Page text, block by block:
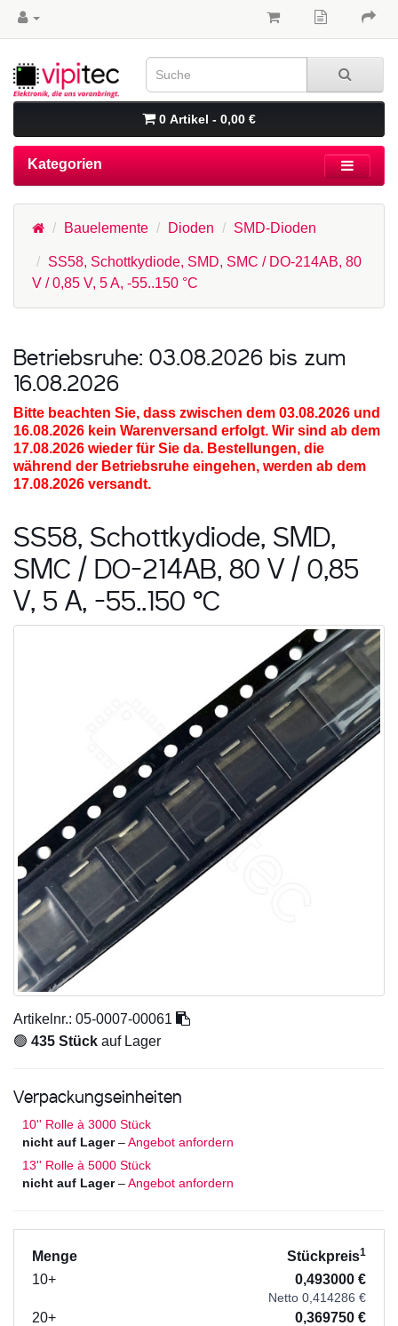
0 Artikel - 0,00 €
Kategorien
Bauelemente Dioden SMD-Dioden
SS58, Schottkydiode, SMD, SMC / DO-214AB, 80
V / 0,85 V, 5 A, -55..150 °C
Betriebsruhe: 03.08.2026 bis zum
16.08.2026
Bitte beachten Sie, dass zwischen dem 03.08.2026 und
16.08.2026 kein Warenversand erfolgt. Wir sind ab dem
17.08.2026 wieder für Sie da. Bestellungen, die
während der Betriebsruhe eingehen, werden ab dem
17.08.2026 versandt.
SS58, Schottkydiode, SMD,
SMC / DO-214AB, 80 V / 0,85
V, 5 A, -55..150 °C
Artikelnr.: 05-0007-00061
🟢 435 Stück auf Lager
Verpackungseinheiten
10'' Rolle à 3000 Stück
nicht auf Lager– Angebot anfordern
13'' Rolle à 5000 Stück
nicht auf Lager– Angebot anfordern
Menge Stückpreis1
10+ 0,493000 €
Netto 0,414286 €
20+ 0,369750 €